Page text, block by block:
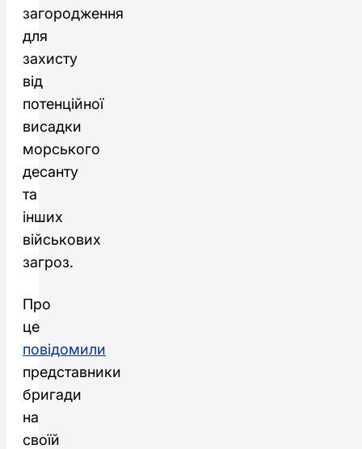
загородження
для
захисту
від
потенційної
висадки
морського
десанту
та
інших
військових
загроз.
Про
це
повідомили
представники
бригади
на
своїй